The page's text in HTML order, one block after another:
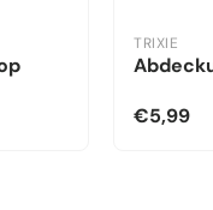
TRIXIE
€5,99